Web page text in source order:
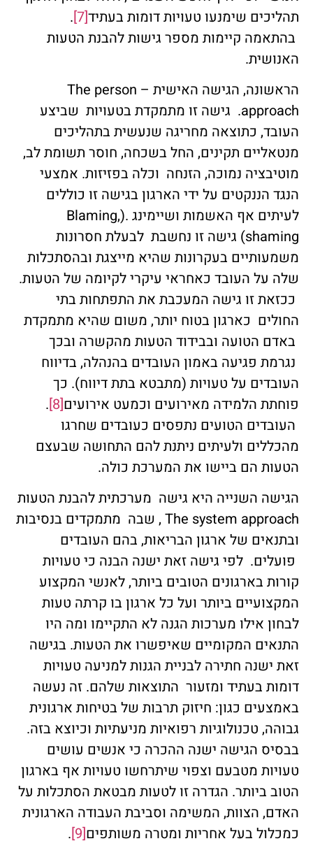
תהליכים שימנעו טעויות דומות בעתיד[7]
.
בהתאמה קיימות מספר גישות להבנת הטעות
האנושית.
הראשונה, הגישה האישית – The person
approach. גישה זו מתמקדת בטעויות שביצע
העובד, כתוצאה מחריגה שנעשית בתהליכים
מנטאליים תקינים, החל בשכחה, חוסר תשומת לב,
מוטיבציה נמוכה, הזנחה וכלה בפזיזות. אמצעי
הנגד הננקטים על ידי הארגון בגישה זו כוללים
לעיתים אף האשמות ושיימינג .(Blaming,
shaming) גישה זו נחשבת לבעלת חסרונות
משמעותיים בעקרונות שהיא מייצגת ובהסתכלות
שלה על העובד כאחראי עיקרי לקיומה של הטעות.
ככזאת זו גישה המעכבת את התפתחות בתי
החולים כארגון בטוח יותר, משום שהיא מתמקדת
באדם הטועה ובבידוד הטעות מהקשרה ובכך
נגרמת פגיעה באמון העובדים בהנהלה, בדיווח
העובדים על טעויות (מתבטא בתת דיווח). כך
פוחתת הלמידה מאירועים וכמעט אירועים[8]
.
העובדים הטועים נתפסים כעובדים שחרגו
מהכללים ולעיתים ניתנת להם התחושה שבעצם
הטעות הם ביישו את המערכת כולה.
הגישה השנייה היא גישה מערכתית להבנת הטעות
The system approach , שבה מתמקדים בנסיבות
ובתנאים של ארגון הבריאות, בהם העובדים
פועלים. לפי גישה זאת ישנה הבנה כי טעויות
קורות בארגונים הטובים ביותר, לאנשי המקצוע
המקצועיים ביותר ועל כל ארגון בו קרתה טעות
לבחון אילו מערכות הגנה לא התקיימו ומה היו
התנאים המקומיים שאיפשרו את הטעות. בגישה
זאת ישנה חתירה לבניית הגנות למניעה טעויות
דומות בעתיד ומזעור התוצאות שלהם. זה נעשה
באמצעים כגון: חיזוק תרבות של בטיחות ארגונית
גבוהה, טכנולוגיות רפואיות מניעתיות וכיוצא בזה.
בבסיס הגישה ישנה ההכרה כי אנשים עושים
טעויות מטבעם וצפוי שיתרחשו טעויות אף בארגון
הטוב ביותר. הגדרה זו לטעות מבטאת הסתכלות על
האדם, הצוות, המשימה וסביבת העבודה הארגונית
כמכלול בעל אחריות ומטרה משותפים[9]
.